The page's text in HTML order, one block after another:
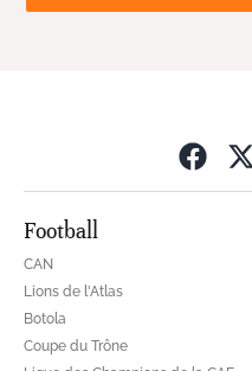
Football
CAN
Lions de l'Atlas
Botola
Coupe du Trône